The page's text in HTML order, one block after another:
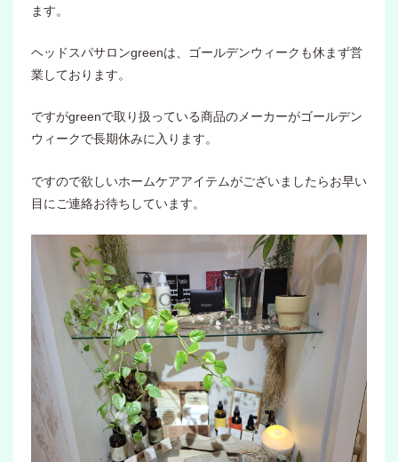
ます。
ヘッドスパサロンgreenは、ゴールデンウィークも休まず営
業しております。
ですがgreenで取り扱っている商品のメーカーがゴールデン
ウィークで長期休みに入ります。
ですので欲しいホームケアアイテムがございましたらお早い
目にご連絡お待ちしています。